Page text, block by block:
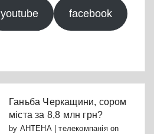
youtube facebook
Ганьба Черкащини, сором
міста за 8,8 млн грн?
by АНТЕНА | телекомпаніяon